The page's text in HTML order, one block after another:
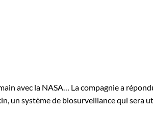
avec la NASA… La compagnie a
un système de biosurveillance qui sera